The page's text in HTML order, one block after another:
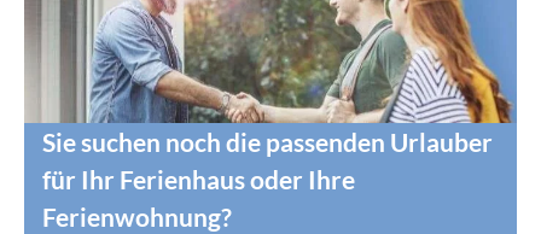
Sie suchen noch die passenden Urlauber
für Ihr Ferienhaus oder Ihre
Ferienwohnung?